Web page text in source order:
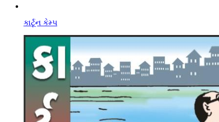
કાર્ટૂન કેમ્પ